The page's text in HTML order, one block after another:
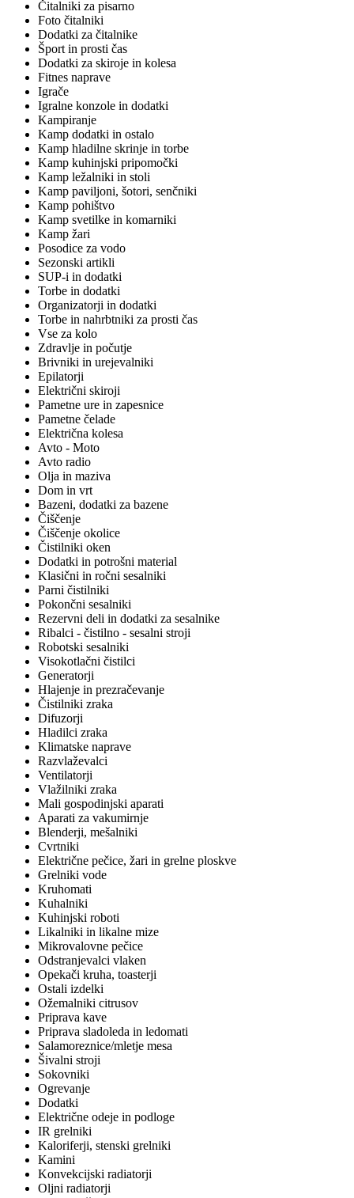
Čitalniki za pisarno
Foto čitalniki
Dodatki za čitalnike
Šport in prosti čas
Dodatki za skiroje in kolesa
Fitnes naprave
Igrače
Igralne konzole in dodatki
Kampiranje
Kamp dodatki in ostalo
Kamp hladilne skrinje in torbe
Kamp kuhinjski pripomočki
Kamp ležalniki in stoli
Kamp paviljoni, šotori, senčniki
Kamp pohištvo
Kamp svetilke in komarniki
Kamp žari
Posodice za vodo
Sezonski artikli
SUP-i in dodatki
Torbe in dodatki
Organizatorji in dodatki
Torbe in nahrbtniki za prosti čas
Vse za kolo
Zdravlje in počutje
Brivniki in urejevalniki
Epilatorji
Električni skiroji
Pametne ure in zapesnice
Pametne čelade
Električna kolesa
Avto - Moto
Avto radio
Olja in maziva
Dom in vrt
Bazeni, dodatki za bazene
Čiščenje
Čiščenje okolice
Čistilniki oken
Dodatki in potrošni material
Klasični in ročni sesalniki
Parni čistilniki
Pokončni sesalniki
Rezervni deli in dodatki za sesalnike
Ribalci - čistilno - sesalni stroji
Robotski sesalniki
Visokotlačni čistilci
Generatorji
Hlajenje in prezračevanje
Čistilniki zraka
Difuzorji
Hladilci zraka
Klimatske naprave
Razvlaževalci
Ventilatorji
Vlažilniki zraka
Mali gospodinjski aparati
Aparati za vakumirnje
Blenderji, mešalniki
Cvrtniki
Električne pečice, žari in grelne ploskve
Grelniki vode
Kruhomati
Kuhalniki
Kuhinjski roboti
Likalniki in likalne mize
Mikrovalovne pečice
Odstranjevalci vlaken
Opekači kruha, toasterji
Ostali izdelki
Ožemalniki citrusov
Priprava kave
Priprava sladoleda in ledomati
Salamoreznice/mletje mesa
Šivalni stroji
Sokovniki
Ogrevanje
Dodatki
Električne odeje in podloge
IR grelniki
Kaloriferji, stenski grelniki
Kamini
Konvekcijski radiatorji
Oljni radiatorji